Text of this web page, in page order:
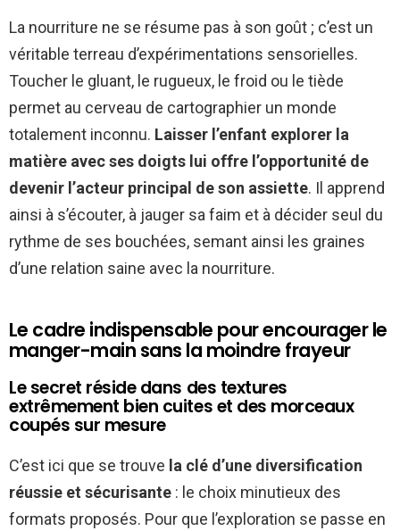
La nourriture ne se résume pas à son goût ; c’est un
véritable terreau d’expérimentations sensorielles.
Toucher le gluant, le rugueux, le froid ou le tiède
permet au cerveau de cartographier un monde
totalement inconnu. Laisser l’enfant explorer la
matière avec ses doigts lui offre l’opportunité de
devenir l’acteur principal de son assiette. Il apprend
ainsi à s’écouter, à jauger sa faim et à décider seul du
rythme de ses bouchées, semant ainsi les graines
d’une relation saine avec la nourriture.
Le cadre indispensable pour encourager le
manger-main sans la moindre frayeur
Le secret réside dans des textures
extrêmement bien cuites et des morceaux
coupés sur mesure
C’est ici que se trouve la clé d’une diversification
réussie et sécurisante : le choix minutieux des
formats proposés. Pour que l’exploration se passe en